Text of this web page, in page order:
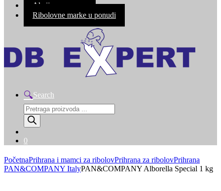
Akcija
Ribolovne marke u ponudi
Search
Products
search
0
PočetnaPrihrana i mamci za ribolovPrihrana za ribolovPrihrana
PAN&COMPANY ItalyPAN&COMPANY Alborella Special 1 kg